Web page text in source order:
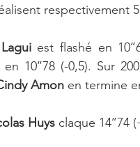
respectivement
en 10’’78 (-0,5). Sur
Amon en termine
Huys claque 14’’74